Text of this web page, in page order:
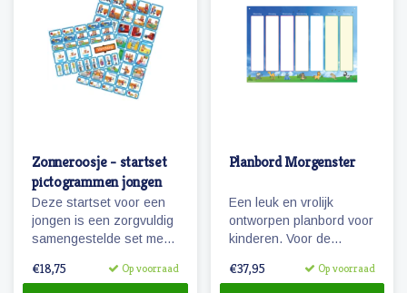
Zonneroosje - startset
pictogrammen jongen
Deze startset voor een
jongen is een zorgvuldig
samengestelde set met
pictogrammen voor
€18,75 Op voorraad
Planbord Morgenster
Een leuk en vrolijk
ontworpen planbord voor
kinderen. Voor de
de dagen herkenbaar
€37,95 Op voorraad